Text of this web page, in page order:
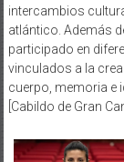
intercambios
atlántico. Además
participado en
vinculados a la
cuerpo, memoria e
[Cabildo de Gran